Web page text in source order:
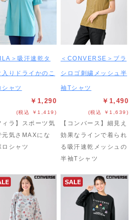
＞吸汗速乾タ
入りドライかのこ
シャツ
￥1,290
(税込 ￥1,419)
ィラ】スポーツ気
元気さMAXにな
ロシャツ
＜CONVERSE＞ブラ
シロゴ刺繍メッシュ半
袖Tシャツ
￥1,490
(税込 ￥1,639)
【コンバース】細見え
効果なラインで着られ
る吸汗速乾メッシュの
半袖Tシャツ